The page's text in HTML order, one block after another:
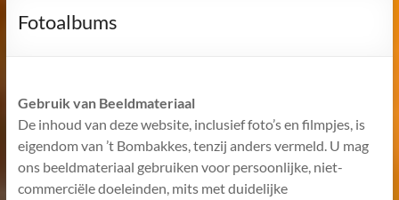
Fotoalbums
Gebruik van Beeldmateriaal
De inhoud van deze website, inclusief foto’s en filmpjes, is
eigendom van ’t Bombakkes, tenzij anders vermeld. U mag
ons beeldmateriaal gebruiken voor persoonlijke, niet-
commerciële doeleinden, mits met duidelijke